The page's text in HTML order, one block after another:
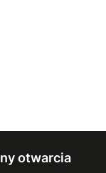
otwarcia